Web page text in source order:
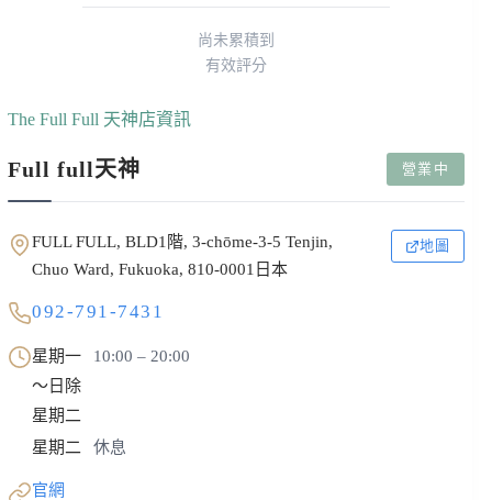
尚未累積到
有效評分
The Full Full 天神店資訊
Full full天神 營業中
FULL FULL, BLD1階, 3-chōme-3-5 Tenjin,
Chuo Ward, Fukuoka, 810-0001日本
地圖
092-791-7431
星期一
～日除
星期二
10:00 – 20:00
星期二 休息
官網